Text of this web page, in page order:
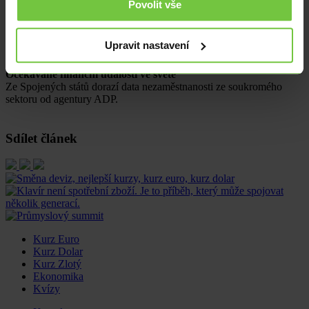
Povolit vše
Upravit nastavení
Očekávané finanční události v Evropě
cen (PPI) za měsíc duben.
Očekávané finanční události ve světě
Ze Spojených států dorazí data nezaměstnanosti ze soukromého
sektoru od agentury ADP.
Sdílet článek
Kurz Euro
Kurz Dolar
Kurz Zlotý
Ekonomika
Kvízy